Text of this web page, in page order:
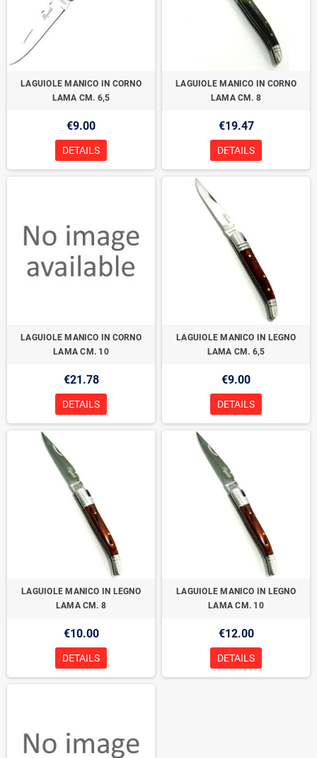
LAGUIOLE MANICO IN CORNO
LAMA CM. 6,5
€9.00
DETAILS
LAGUIOLE MANICO IN CORNO
LAMA CM. 8
€19.47
DETAILS
LAGUIOLE MANICO IN CORNO
LAMA CM. 10
€21.78
DETAILS
LAGUIOLE MANICO IN LEGNO
LAMA CM. 6,5
€9.00
DETAILS
LAGUIOLE MANICO IN LEGNO
LAMA CM. 8
€10.00
DETAILS
LAGUIOLE MANICO IN LEGNO
LAMA CM. 10
€12.00
DETAILS